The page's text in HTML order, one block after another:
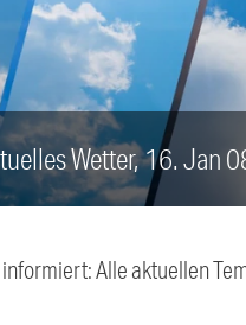
Wetter, 16. Jan
Alle aktuellen